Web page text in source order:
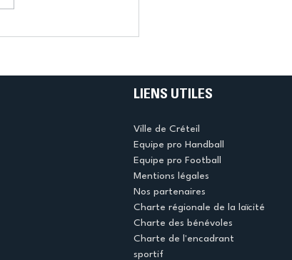
LIENS UTILES
Ville de Créteil
Equipe pro Handball
Equipe pro Football
Mentions légales
Nos partenaires
Charte régionale de la laïcité
Charte des bénévoles
Charte de l'encadrant
sportif